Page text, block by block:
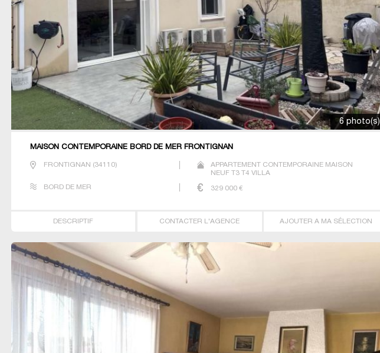
6 photo(s)
MAISON CONTEMPORAINE BORD DE MER FRONTIGNAN
FRONTIGNAN (34110)
APPARTEMENT CONTEMPORAINE MAISON
NEUF T3 T4 VILLA
BORD DE MER 329 000€
DESCRIPTIF CONTACTER L'AGENCE AJOUTER A MA SÉLECTION